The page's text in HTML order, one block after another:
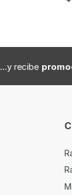
...y recibe